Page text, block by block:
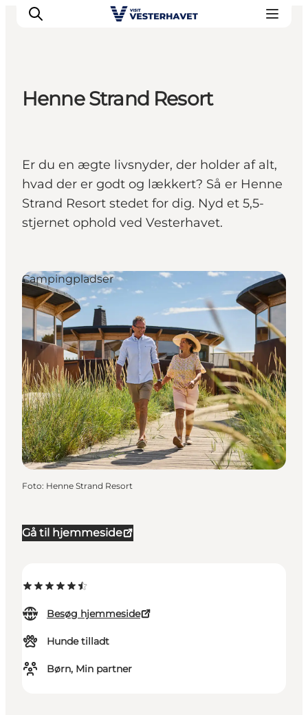
Vores Byer
Mad & Overnatning
Køb billet
Planlæg din ferie
Henne Strand Resort
Er du en ægte livsnyder, der holder af alt,
hvad der er godt og lækkert? Så er Henne
Strand Resort stedet for dig. Nyd et 5,5-
stjernet ophold ved Vesterhavet.
Gå til hjemmeside
Besøg hjemmeside
Hunde tilladt
Børn, Min partner
Campingpladser
Foto: Henne Strand Resort